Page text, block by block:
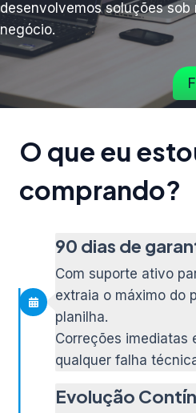
desenvolvemos soluções sob
negócio.
O que eu
comprando?
90 dias de
Com suporte ativo
extraia o máximo do
planilha.
Correções imediatas
qualquer falha
Evolução